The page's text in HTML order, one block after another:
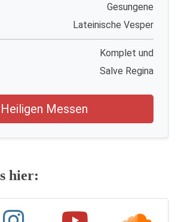
Gesungene
Lateinische Vesper
Komplet und
Salve Regina
Heiligen Messen
hier: